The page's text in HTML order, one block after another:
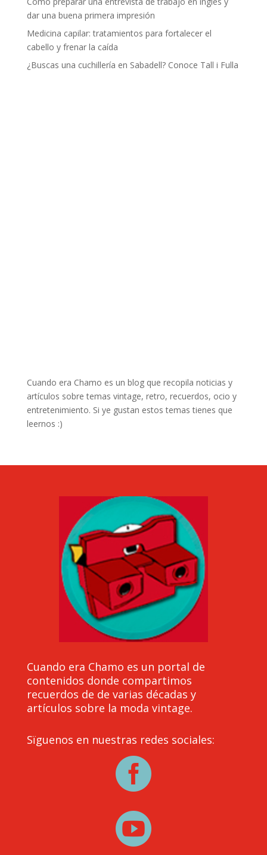
dar una buena primera impresión
Medicina capilar: tratamientos para fortalecer el
cabello y frenar la caída
¿Buscas una cuchillería en Sabadell? Conoce Tall i Fulla
Cuando era Chamo es un blog que recopila noticias y
artículos sobre temas vintage, retro, recuerdos, ocio y
entretenimiento. Si ye gustan estos temas tienes que
leernos :)
Cuando era Chamo es un portal de
contenidos donde compartimos
recuerdos de de varias décadas y
artículos sobre la moda vintage.
Sïguenos en nuestras redes sociales:

